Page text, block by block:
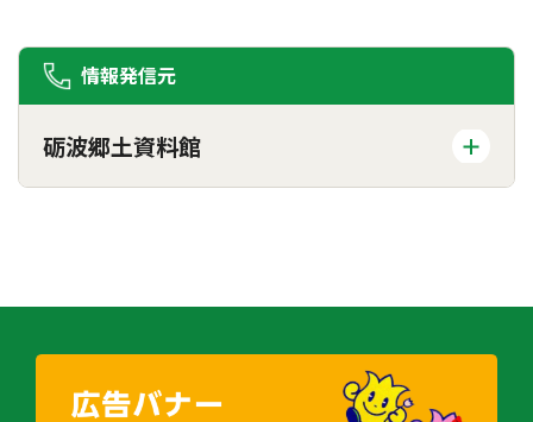
情報発信元
砺波郷土資料館